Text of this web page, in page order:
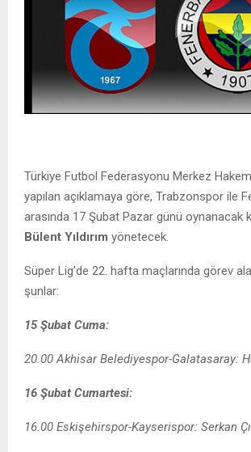
Türkiye Futbol Federasyonu Merkez
yapılan açıklamaya göre, Trabzonspor ile
arasında 17 Şubat Pazar günü oynanacak
Bülent Yıldırım yönetecek.
Süper Lig’de 22. hafta maçlarında görev
şunlar:
15 Şubat Cuma:
20.00 Akhisar Belediyespor-Galatasaray:
16 Şubat Cumartesi:
16.00 Eskişehirspor-Kayserispor: Serkan